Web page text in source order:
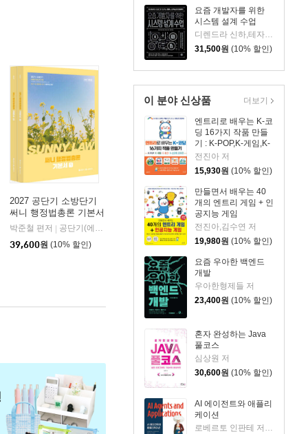
요즘 개발자를 위한
시스템 설계 수업
디렌드라 신하,테자스 초프라 저양문규 역
31,500원 (10% 할인)
이 분야 신상품
엔트리로 배우는 K-코
딩 16가지 작품 만들
기 : K-POP,K-게임,K-
테크,K-스마트 라이프
전진아 저
15,930원 (10% 할인)
만들면서 배우는 40
개의 엔트리 게임 + 인
공지능 게임
전진아,김수연 저
19,980원 (10% 할인)
요즘 우아한 백엔드
개발
우아한형제들 저
23,400원 (10% 할인)
혼자 완성하는 Java
풀코스
심상원 저
30,600원 (10% 할인)
AI 에이전트와 애플리
케이션
로베르토 인판테 저/이병욱 역
더보기
2027 공단기 소방단기
써니 행정법총론 기본서
박준철 편저
공단기(에스티유니타스)
39,600원 (10% 할인)